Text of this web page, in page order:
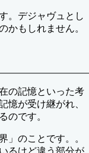
。デジャヴュとし
かもしれません。
の記憶といった考
憶が受け継がれ、
のです。
」のことです。。
るけど違う部分が